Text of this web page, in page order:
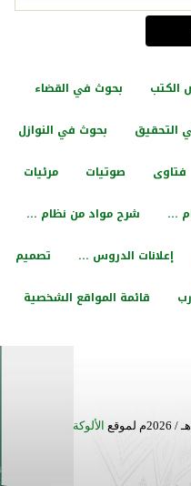
الكتب بحوث في القضاء
التحقيق بحوث في النوازل
فتاوى صوتيات مرئيات
... شرح مواد من نظام ...
إعلانات الدروس ... تصميم
قائمة المواقع الشخصية
الألوكة